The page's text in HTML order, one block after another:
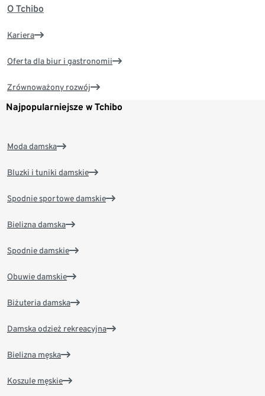
O Tchibo
Kariera
Oferta dla biur i gastronomii
Zrównoważony rozwój
Najpopularniejsze w Tchibo
Moda damska
Bluzki i tuniki damskie
Spodnie sportowe damskie
Bielizna damska
Spodnie damskie
Obuwie damskie
Biżuteria damska
Damska odzież rekreacyjna
Bielizna męska
Koszule męskie